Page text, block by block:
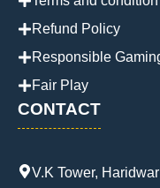
Refund Policy
Responsible
Fair Play
CONTACT
V.K Tower,